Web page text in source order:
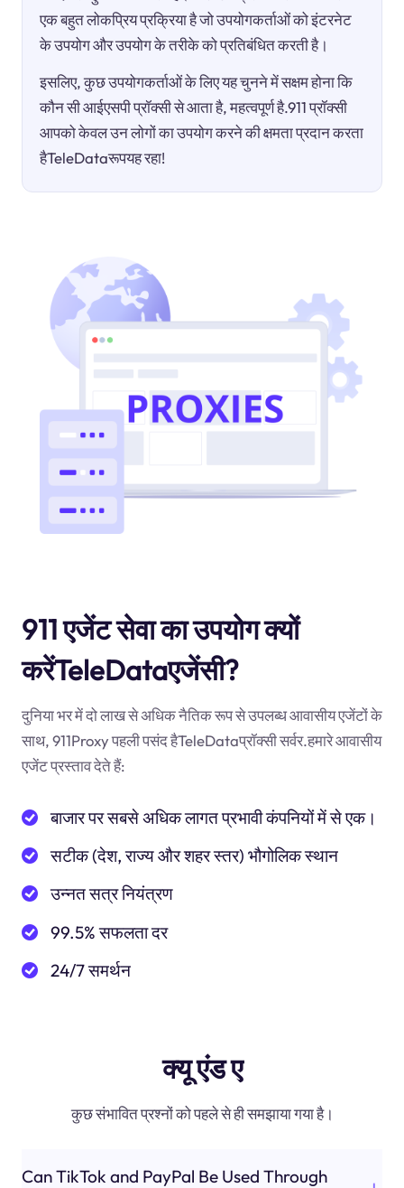
एक बहुत लोकप्रिय प्रक्रिया है जो उपयोगकर्ताओं को इंटरनेट
के उपयोग और उपयोग के तरीके को प्रतिबंधित करती है।
इसलिए, कुछ उपयोगकर्ताओं के लिए यह चुनने में सक्षम होना कि
कौन सी आईएसपी प्रॉक्सी से आता है, महत्वपूर्ण है.911 प्रॉक्सी
आपको केवल उन लोगों का उपयोग करने की क्षमता प्रदान करता
हैTeleDataरूपयह रहा!
911 एजेंट सेवा का उपयोग क्यों
करेंTeleDataएजेंसी?
दुनिया भर में दो लाख से अधिक नैतिक रूप से उपलब्ध आवासीय एजेंटों के
साथ, 911Proxy पहली पसंद हैTeleDataप्रॉक्सी सर्वर.हमारे आवासीय
एजेंट प्रस्ताव देते हैं:
बाजार पर सबसे अधिक लागत प्रभावी कंपनियों में से एक।
सटीक (देश, राज्य और शहर स्तर) भौगोलिक स्थान
उन्नत सत्र नियंत्रण
99.5% सफलता दर
24/7 समर्थन
क्यू एंड ए
कुछ संभावित प्रश्नों को पहले से ही समझाया गया है।
Can TikTok and PayPal Be Used Through